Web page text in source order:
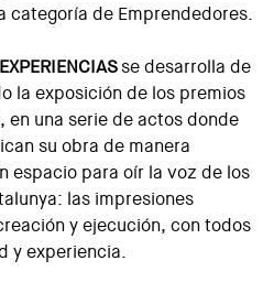
categoría de Emprendedores.
se desarrolla de
la exposición de los premios
en una serie de actos donde
su obra de manera
espacio para oír la voz de los
las impresiones
y ejecución, con todos
y experiencia.